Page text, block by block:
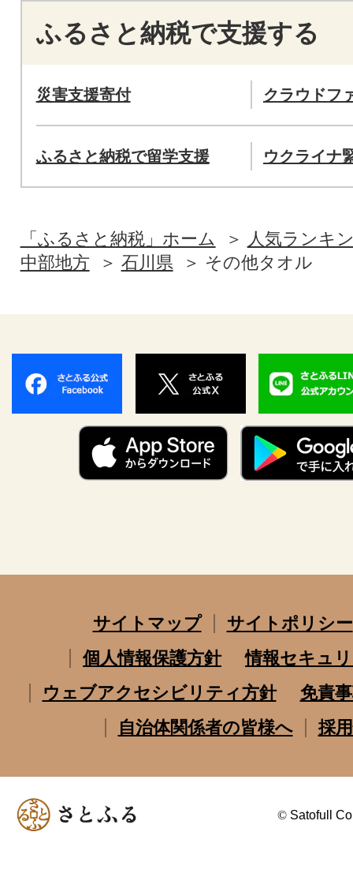
ふるさと納税で支援する
災害支援寄付 クラウドフ
ふるさと納税で留学支援 ウクライナ
「ふるさと納税」ホーム
人気ランキ
中部地方
石川県 その他タオル
サイトマップ
サイトポリシー
個人情報保護方針
情報セキュ
ウェブアクセシビリティ方針
免責
自治体関係者の皆様へ
採
© Satofull